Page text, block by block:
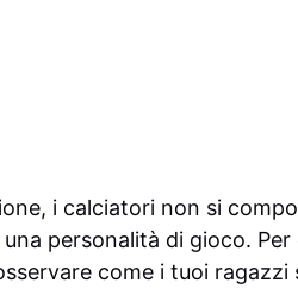
i calciatori non si
personalità di gioco.
come i tuoi ragazzi